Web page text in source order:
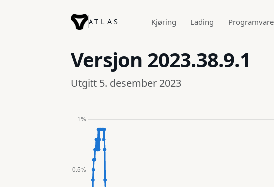
ATLAS Kjøring Lading Programvare
Versjon 2023.38.9.1
Utgitt 5. desember 2023